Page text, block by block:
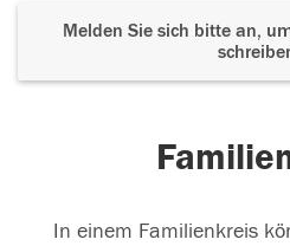
Melden Sie sich bitte an,
In einem Familienkreis